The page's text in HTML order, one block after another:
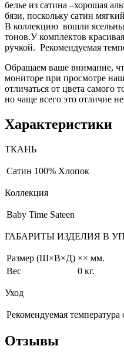
белье из сатина –хорошая
бязи, поскольку сатин
В коллекцию вошли
тонов.У комплектов
ручкой. Рекомендуемая
Обращаем ваше внимание,
мониторе при просмотре
отличаться от цвета самого
но чаще всего это отличие
Характеристики
ТКАНЬ
Сатин 100% Хлопок
Коллекция
Baby Time Sateen
ГАБАРИТЫ ИЗДЕЛИЯ В
Размер (Ш×В×Д) ×× мм.
Вес
0 кг.
Уход
Рекомендуемая температура
Отзывы